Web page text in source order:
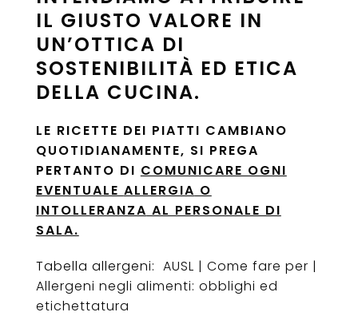
IL GIUSTO VALORE IN
UN’OTTICA DI
SOSTENIBILITÀ ED ETICA
DELLA CUCINA.
LE RICETTE DEI PIATTI CAMBIANO
QUOTIDIANAMENTE, SI PREGA
PERTANTO DI COMUNICARE OGNI
EVENTUALE ALLERGIA O
INTOLLERANZA AL PERSONALE DI
SALA.
Tabella allergeni: AUSL | Come fare per |
Allergeni negli alimenti: obblighi ed
etichettatura